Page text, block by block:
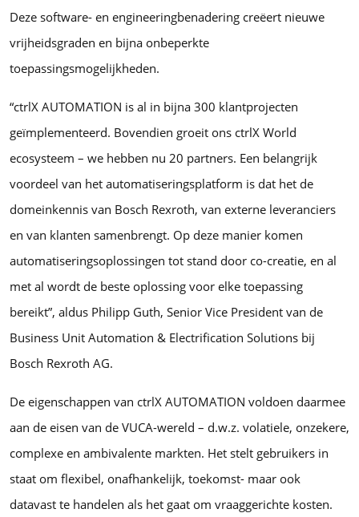
Deze software- en engineeringbenadering creëert nieuwe
vrijheidsgraden en bijna onbeperkte
toepassingsmogelijkheden.
“ctrlX AUTOMATION is al in bijna 300 klantprojecten
geïmplementeerd. Bovendien groeit ons ctrlX World
ecosysteem – we hebben nu 20 partners. Een belangrijk
voordeel van het automatiseringsplatform is dat het de
domeinkennis van Bosch Rexroth, van externe leveranciers
en van klanten samenbrengt. Op deze manier komen
automatiseringsoplossingen tot stand door co-creatie, en al
met al wordt de beste oplossing voor elke toepassing
bereikt”, aldus Philipp Guth, Senior Vice President van de
Business Unit Automation & Electrification Solutions bij
Bosch Rexroth AG.
De eigenschappen van ctrlX AUTOMATION voldoen daarmee
aan de eisen van de VUCA-wereld – d.w.z. volatiele, onzekere,
complexe en ambivalente markten. Het stelt gebruikers in
staat om flexibel, onafhankelijk, toekomst- maar ook
datavast te handelen als het gaat om vraaggerichte kosten.